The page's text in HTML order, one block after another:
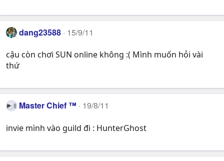
dang23588 15/9/11
cậu còn chơi SUN online không :( Mình muốn hỏi vài
thứ
Master Chief ™ 19/8/11
invie mình vào guild đi : HunterGhost